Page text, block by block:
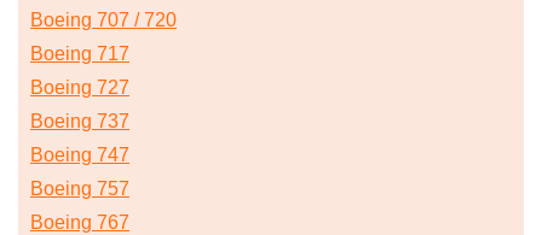
Boeing 707 / 720
Boeing 717
Boeing 727
Boeing 737
Boeing 747
Boeing 757
Boeing 767